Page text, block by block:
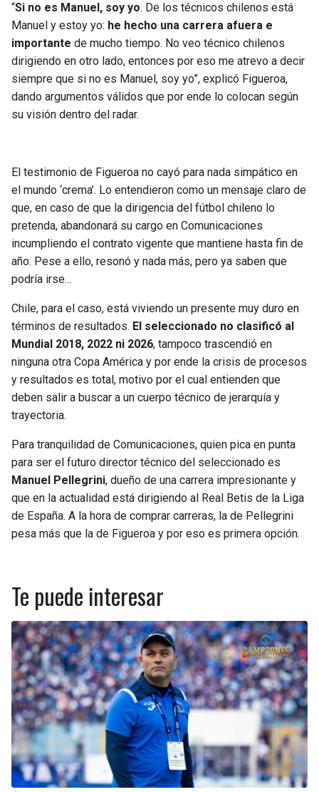
“Si no es Manuel, soy yo. De los técnicos chilenos está
Manuel y estoy yo: he hecho una carrera afuera e
importante de mucho tiempo. No veo técnico chilenos
dirigiendo en otro lado, entonces por eso me atrevo a decir
siempre que si no es Manuel, soy yo”, explicó Figueroa,
dando argumentos válidos que por ende lo colocan según
su visión dentro del radar.
El testimonio de Figueroa no cayó para nada simpático en
el mundo ‘crema’. Lo entendieron como un mensaje claro de
que, en caso de que la dirigencia del fútbol chileno lo
pretenda, abandonará su cargo en Comunicaciones
incumpliendo el contrato vigente que mantiene hasta fin de
año. Pese a ello, resonó y nada más, pero ya saben que
podría irse…
Chile, para el caso, está viviendo un presente muy duro en
términos de resultados. El seleccionado no clasificó al
Mundial 2018, 2022 ni 2026, tampoco trascendió en
ninguna otra Copa América y por ende la crisis de procesos
y resultados es total, motivo por el cual entienden que
deben salir a buscar a un cuerpo técnico de jerarquía y
trayectoria.
Para tranquilidad de Comunicaciones, quien pica en punta
para ser el futuro director técnico del seleccionado es
Manuel Pellegrini, dueño de una carrera impresionante y
que en la actualidad está dirigiendo al Real Betis de la Liga
de España. A la hora de comprar carreras, la de Pellegrini
pesa más que la de Figueroa y por eso es primera opción.
Te puede interesar